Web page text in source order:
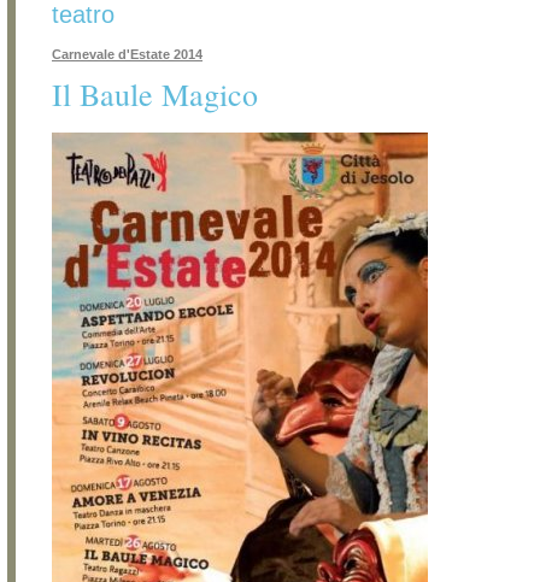
teatro
Carnevale d'Estate 2014
Il Baule Magico